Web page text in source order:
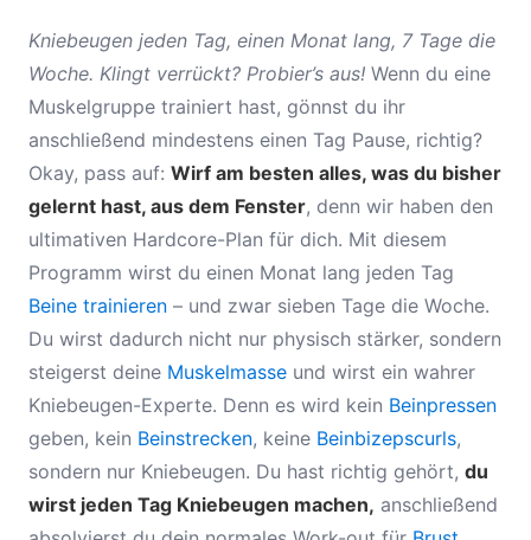
Kniebeugen jeden Tag, einen Monat lang, 7 Tage die
Woche. Klingt verrückt? Probier’s aus! Wenn du eine
Muskelgruppe trainiert hast, gönnst du ihr
anschließend mindestens einen Tag Pause, richtig?
Okay, pass auf: Wirf am besten alles, was du bisher
gelernt hast, aus dem Fenster, denn wir haben den
ultimativen Hardcore-Plan für dich. Mit diesem
Programm wirst du einen Monat lang jeden Tag
Beine trainieren – und zwar sieben Tage die Woche.
Du wirst dadurch nicht nur physisch stärker, sondern
steigerst deine Muskelmasse und wirst ein wahrer
Kniebeugen-Experte. Denn es wird kein Beinpressen
geben, kein Beinstrecken, keine Beinbizepscurls,
sondern nur Kniebeugen. Du hast richtig gehört, du
wirst jeden Tag Kniebeugen machen, anschließend